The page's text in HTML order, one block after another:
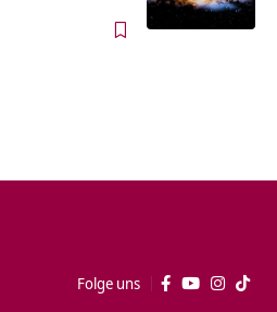
Folge uns